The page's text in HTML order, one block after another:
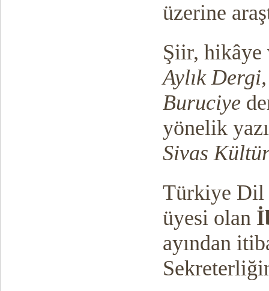
üzerine
Şiir,
Aylık
Buruciye
yönelik
Sivas
Türkiye Dil
üyesi olan
ayından